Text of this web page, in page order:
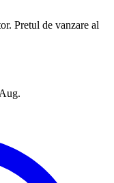
Pretul de vanzare al